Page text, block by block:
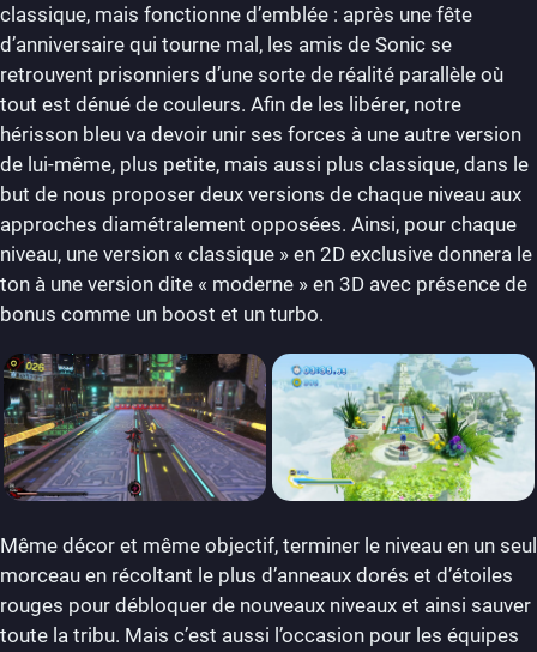
classique, mais fonctionne d’emblée : après une fête
d’anniversaire qui tourne mal, les amis de Sonic se
retrouvent prisonniers d’une sorte de réalité parallèle où
tout est dénué de couleurs. Afin de les libérer, notre
hérisson bleu va devoir unir ses forces à une autre version
de lui-même, plus petite, mais aussi plus classique, dans le
but de nous proposer deux versions de chaque niveau aux
approches diamétralement opposées. Ainsi, pour chaque
niveau, une version « classique » en 2D exclusive donnera le
ton à une version dite « moderne » en 3D avec présence de
bonus comme un boost et un turbo.
Même décor et même objectif, terminer le niveau en un seul
morceau en récoltant le plus d’anneaux dorés et d’étoiles
rouges pour débloquer de nouveaux niveaux et ainsi sauver
toute la tribu. Mais c’est aussi l’occasion pour les équipes